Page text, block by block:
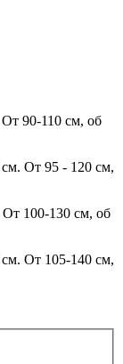
90-110 см, об
От 95 - 120 см,
100-130 см, об
От 105-140 см,